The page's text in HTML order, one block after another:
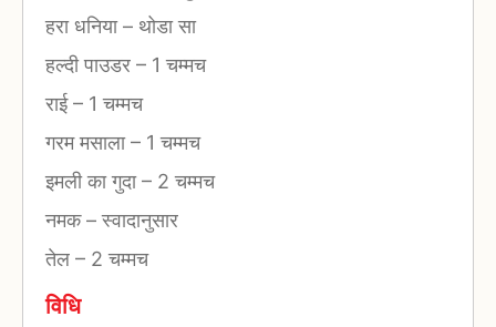
हरा धनिया– थोडा सा
हल्दी पाउडर – 1 चम्मच
राई– 1 चम्मच
गरम मसाला– 1 चम्मच
इमली का गुदा– 2 चम्मच
नमक–स्वादानुसार
तेल – 2 चम्मच
विधि